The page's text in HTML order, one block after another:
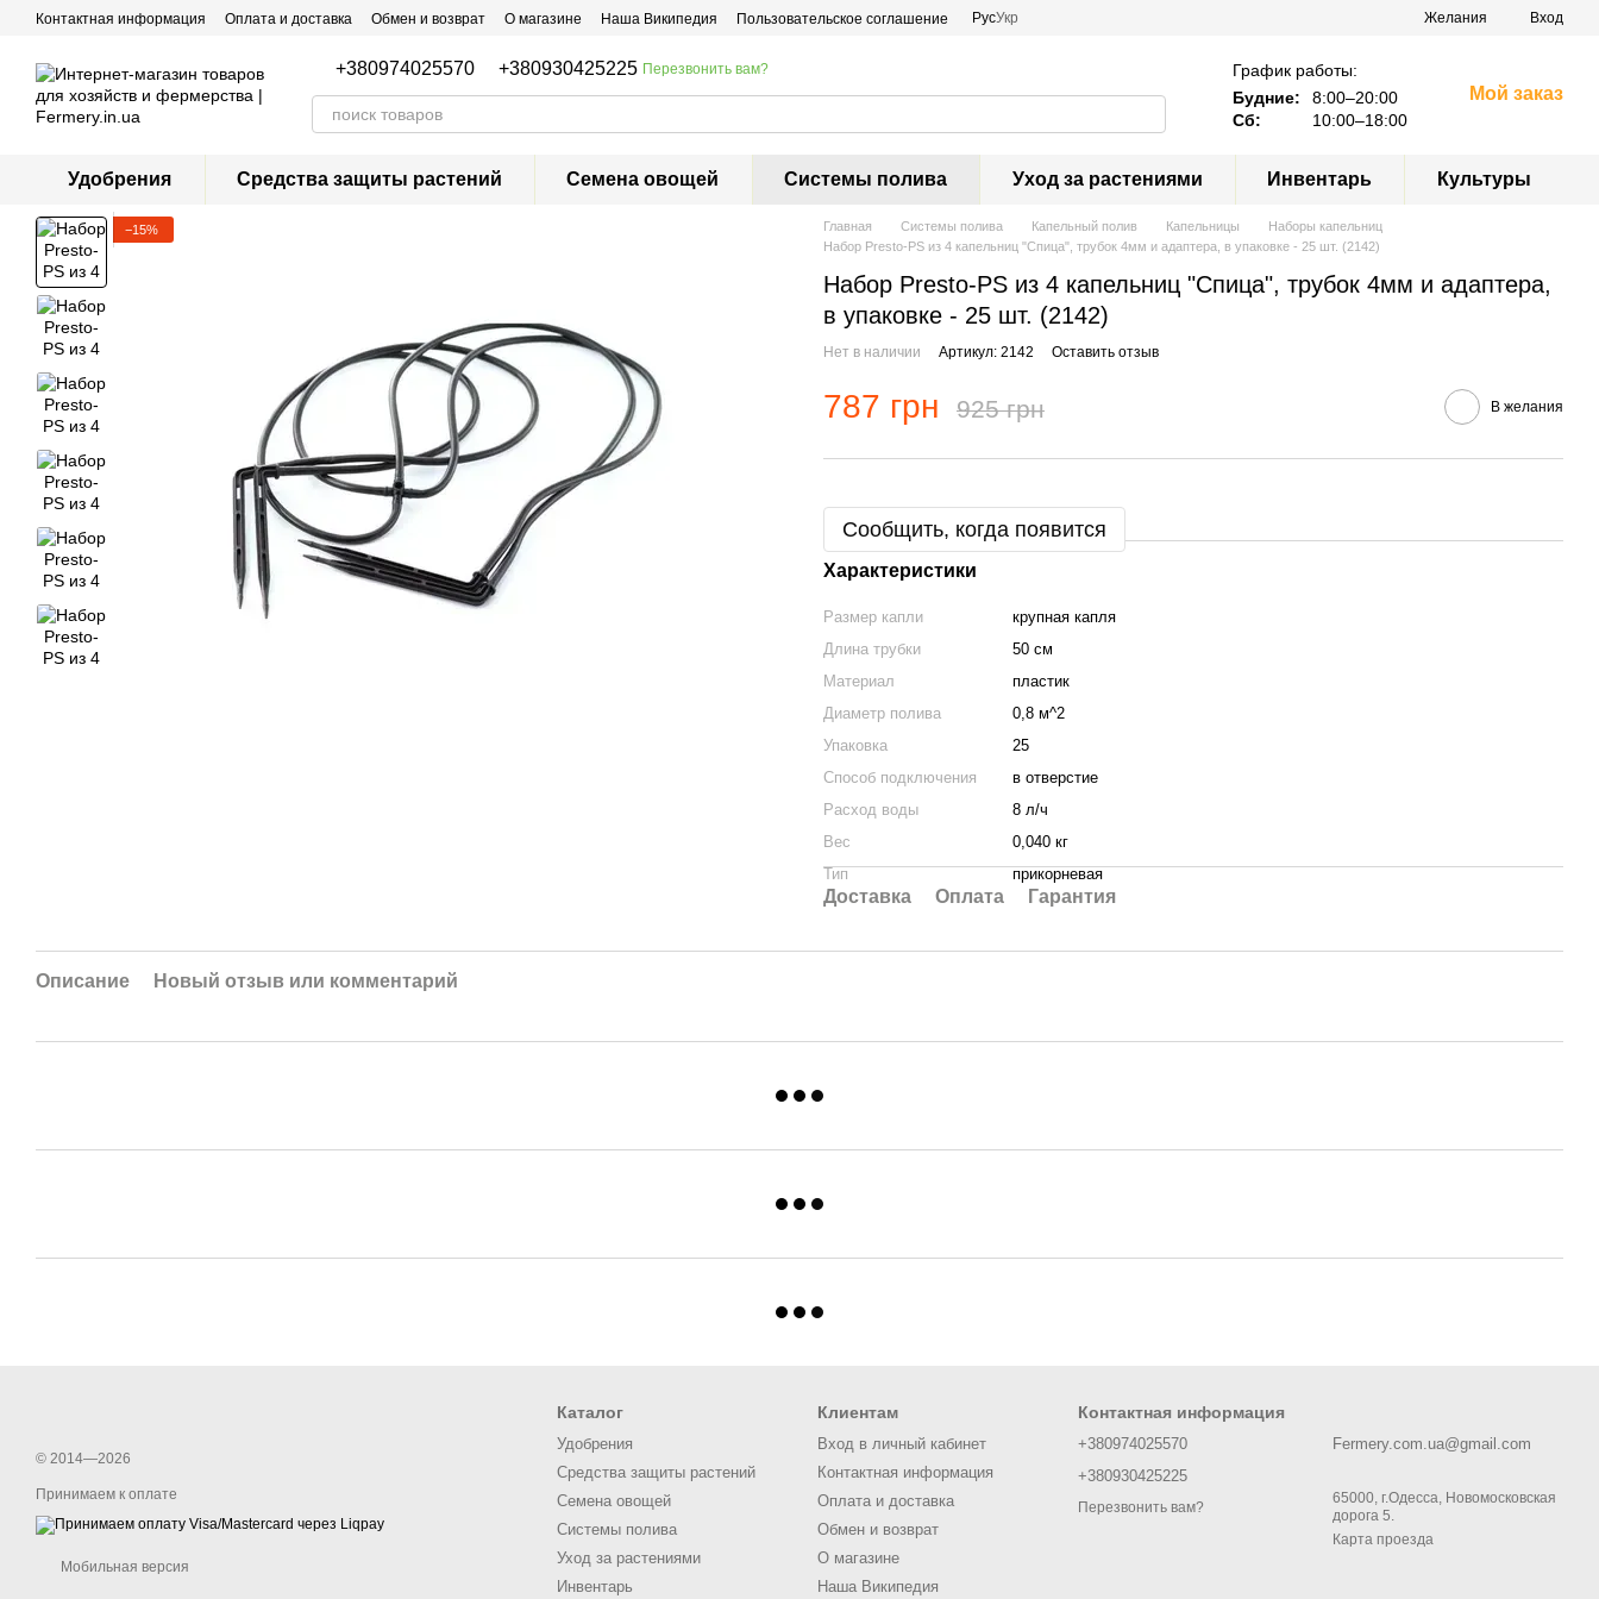
Перейти к основному контенту
Контактная информация Оплата и доставка Обмен и возврат О магазине Наша Википедия Пользовательское соглашение РусУкр Желания Вход
+380974025570 +380930425225 Перезвонить вам?
График работы:
Будние:
8:00–20:00
Сб:
10:00–18:00
Мой заказ
Удобрения Средства защиты растений Семена овощей Системы полива Уход за растениями Инвентарь Культуры
−15% Главная Системы полива Капельный полив Капельницы
Наборы капельниц
Набор Presto-PS из 4 капельниц "Спица", трубок 4мм и адаптера, в упаковке - 25 шт. (2142)
Набор Presto-PS из 4 капельниц "Спица", трубок 4мм и адаптера,
в упаковке - 25 шт. (2142)
Нет в наличии Артикул: 2142 Оставить отзыв
787 грн 925 грн В желания
Сообщить, когда появится
Характеристики
Размер капли
крупная капля
Длина трубки
50 см
Материал
пластик
Диаметр полива
0,8 м^2
Упаковка
25
Способ подключения
в отверстие
Расход воды
8 л/ч
Вес
0,040 кг
Тип
прикорневая
Доставка Оплата Гарантия
Описание Новый отзыв или комментарий
© 2014—2026
Принимаем к оплате
Мобильная версия
Каталог
Удобрения
Средства защиты растений
Семена овощей
Системы полива
Уход за растениями
Инвентарь
Клиентам
Вход в личный кабинет
Контактная информация
Оплата и доставка
Обмен и возврат
О магазине
Наша Википедия
Контактная информация
+380974025570
+380930425225
Перезвонить вам?
Fermery.com.ua@gmail.com
65000, г.Одесса, Новомосковская
дорога 5.
Карта проезда